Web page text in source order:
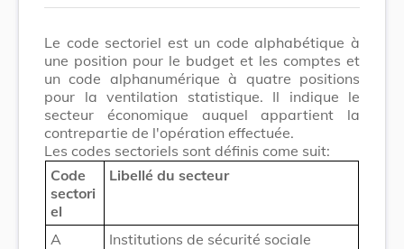
Le code sectoriel est un code alphabétique à
une position pour le budget et les comptes et
un code alphanumérique à quatre positions
pour la ventilation statistique. Il indique le
secteur économique auquel appartient la
contrepartie de l'opération effectuée.
Les codes sectoriels sont définis come suit:
Code
sectori
el
Libellé du secteur
A
Institutions de sécurité sociale